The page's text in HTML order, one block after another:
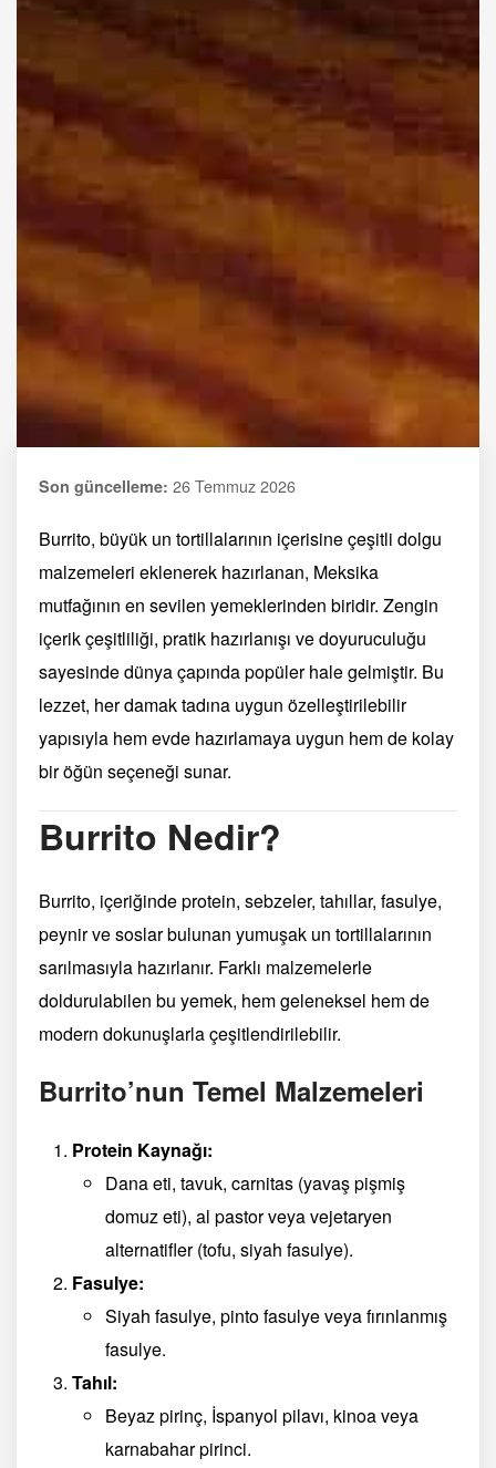
Son güncelleme: 26 Temmuz 2026
Burrito, büyük un tortillalarının içerisine çeşitli dolgu
malzemeleri eklenerek hazırlanan, Meksika
mutfağının en sevilen yemeklerinden biridir. Zengin
içerik çeşitliliği, pratik hazırlanışı ve doyuruculuğu
sayesinde dünya çapında popüler hale gelmiştir. Bu
lezzet, her damak tadına uygun özelleştirilebilir
yapısıyla hem evde hazırlamaya uygun hem de kolay
bir öğün seçeneği sunar.
Burrito Nedir?
Burrito, içeriğinde protein, sebzeler, tahıllar, fasulye,
peynir ve soslar bulunan yumuşak un tortillalarının
sarılmasıyla hazırlanır. Farklı malzemelerle
doldurulabilen bu yemek, hem geleneksel hem de
modern dokunuşlarla çeşitlendirilebilir.
Burrito’nun Temel Malzemeleri
Protein Kaynağı:
Dana eti, tavuk, carnitas (yavaş pişmiş
domuz eti), al pastor veya vejetaryen
alternatifler (tofu, siyah fasulye).
Fasulye:
Siyah fasulye, pinto fasulye veya fırınlanmış
fasulye.
Tahıl:
Beyaz pirinç, İspanyol pilavı, kinoa veya
karnabahar pirinci.